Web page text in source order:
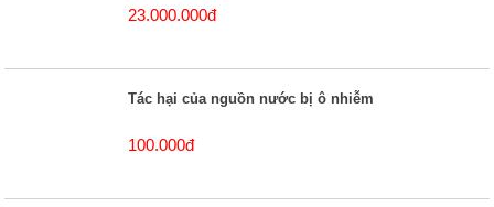
23.000.000đ
Tác hại của nguồn nước bị ô nhiễm
100.000đ